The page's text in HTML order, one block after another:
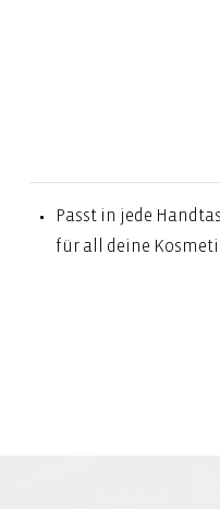
Passt in jede
für all deine